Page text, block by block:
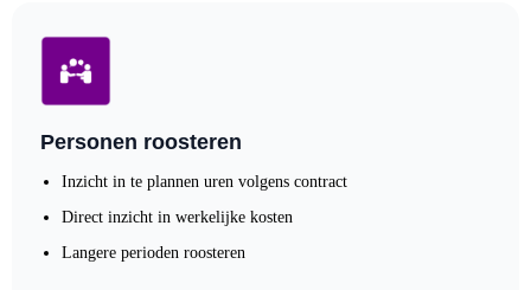
Personen roosteren
Inzicht in te plannen uren volgens contract
Direct inzicht in werkelijke kosten
Langere perioden roosteren